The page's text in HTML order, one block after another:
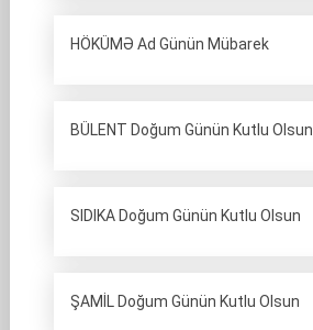
HÖKÜMƏ Ad Günün Mübarek
BÜLENT Doğum Günün Kutlu Olsun
SIDIKA Doğum Günün Kutlu Olsun
ŞAMİL Doğum Günün Kutlu Olsun